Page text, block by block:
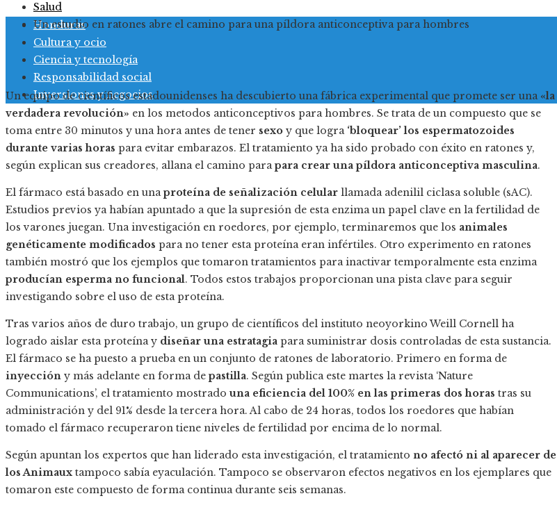
Honduras
Cultura y ocio
Ciencia y tecnología
Responsabilidad social
Inversiones y negocios
Salud
Un estudio en ratones abre el camino para una píldora anticonceptiva para hombres
Un equipo de científicos estadounidenses ha descubierto una fábrica experimental que promete ser una «la
verdadera revolución» en los metodos anticonceptivos para hombres. Se trata de un compuesto que se
toma entre 30 minutos y una hora antes de tener sexo y que logra ‘bloquear’ los espermatozoides
durante varias horas para evitar embarazos. El tratamiento ya ha sido probado con éxito en ratones y,
según explican sus creadores, allana el camino parapara crear una píldora anticonceptiva masculina.
El fármaco está basado en unaproteína de señalización celular llamada adenilil ciclasa soluble (sAC).
Estudios previos ya habían apuntado a que la supresión de esta enzima un papel clave en la fertilidad de
los varones juegan. Una investigación en roedores, por ejemplo, terminaremos que los animales
genéticamente modificados para no tener esta proteína eran infértiles. Otro experimento en ratones
también mostró que los ejemplos que tomaron tratamientos para inactivar temporalmente esta enzima
producían esperma no funcional. Todos estos trabajos proporcionan una pista clave para seguir
investigando sobre el uso de esta proteína.
Tras varios años de duro trabajo, un grupo de científicos del instituto neoyorkino Weill Cornell ha
logrado aislar esta proteína y diseñar una estratagia para suministrar dosis controladas de esta sustancia.
El fármaco se ha puesto a prueba en un conjunto de ratones de laboratorio. Primero en forma de
inyección y más adelante en forma depastilla. Según publica este martes la revista ‘Nature
Communications’, el tratamiento mostradouna eficiencia del 100% en las primeras dos horas tras su
administración y del 91% desde la tercera hora. Al cabo de 24 horas, todos los roedores que habían
tomado el fármaco recuperaron tiene niveles de fertilidad por encima de lo normal.
Según apuntan los expertos que han liderado esta investigación, el tratamiento no afectó ni al aparecer de
los Animaux tampoco sabía eyaculación. Tampoco se observaron efectos negativos en los ejemplares que
tomaron este compuesto de forma continua durante seis semanas.